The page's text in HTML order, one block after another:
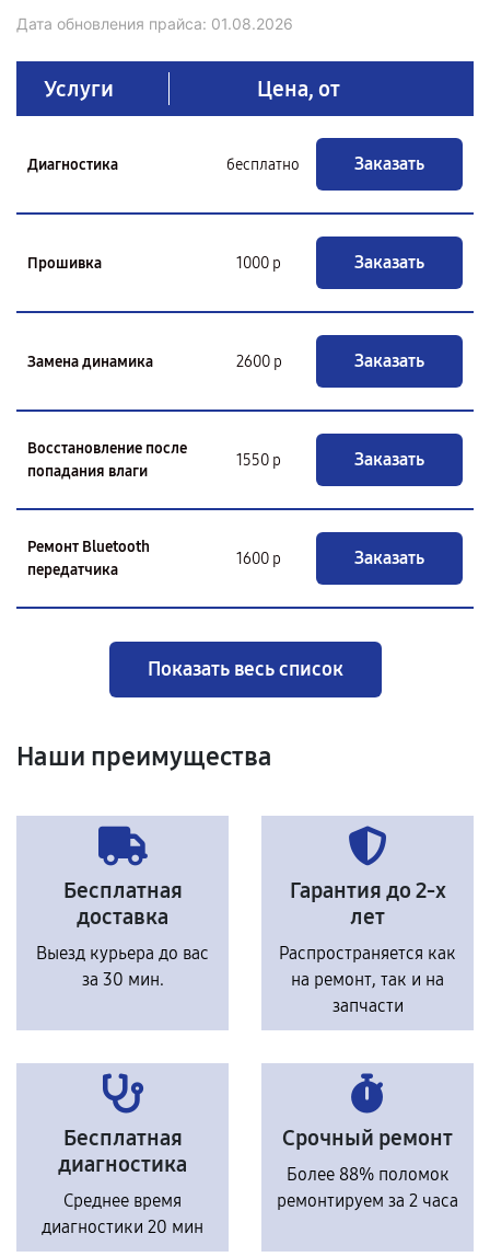
Дата обновления прайса: 01.08.2026
Услуги Цена, от
Диагностика бесплатно Заказать
Прошивка 1000 р Заказать
Замена динамика 2600 р Заказать
Восстановление после
попадания влаги
1550 р Заказать
Ремонт Bluetooth
передатчика
1600 р Заказать
Показать весь список
Наши преимущества
Бесплатная
доставка
Выезд курьера до вас
за 30 мин.
Гарантия до 2-х
лет
Распространяется как
на ремонт, так и на
запчасти
Бесплатная
диагностика
Среднее время
диагностики 20 мин
Срочный ремонт
Более 88% поломок
ремонтируем за 2 часа